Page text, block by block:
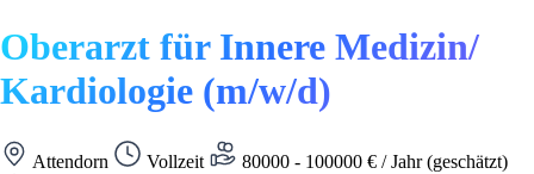
Oberarzt für Innere Medizin/
Kardiologie (m/w/d)
Attendorn Vollzeit
80000 - 100000 € / Jahr (geschätzt)